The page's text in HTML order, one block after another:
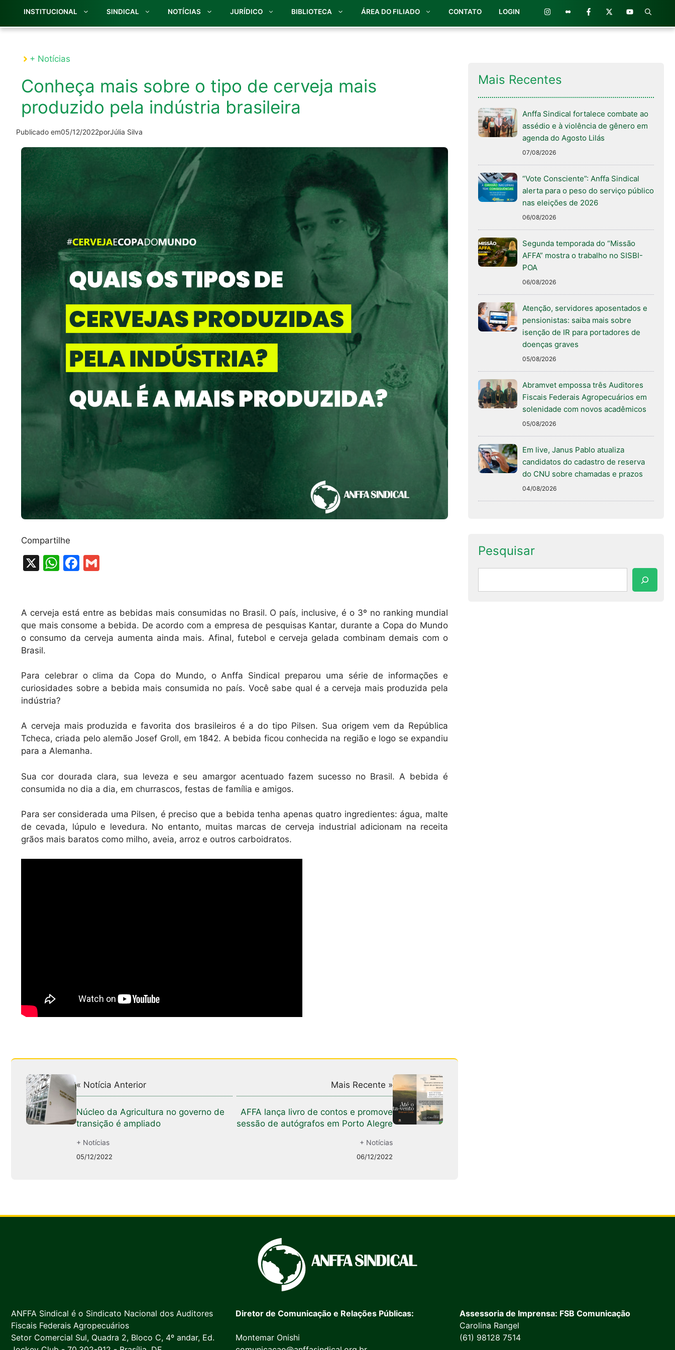
INSTITUCIONAL SINDICAL NOTÍCIAS JURÍDICO BIBLIOTECA ÁREA DO FILIADO CONTATO LOGIN
+ Notícias
Conheça mais sobre o tipo de cerveja mais
produzido pela indústria brasileira
Publicado em05/12/2022porJúlia Silva
Compartilhe
X
W
s
A
p
F
e
b
o
k
l
A cerveja está entre as bebidas mais consumidas no Brasil. O país, inclusive, é o 3º no ranking mundial
que mais consome a bebida. De acordo com a empresa de pesquisas Kantar, durante a Copa do Mundo
o consumo da cerveja aumenta ainda mais. Afinal, futebol e cerveja gelada combinam demais com o
Brasil.
Para celebrar o clima da Copa do Mundo, o Anffa Sindical preparou uma série de informações e
curiosidades sobre a bebida mais consumida no país. Você sabe qual é a cerveja mais produzida pela
indústria?
A cerveja mais produzida e favorita dos brasileiros é a do tipo Pilsen. Sua origem vem da República
Tcheca, criada pelo alemão Josef Groll, em 1842. A bebida ficou conhecida na região e logo se expandiu
para a Alemanha.
Sua cor dourada clara, sua leveza e seu amargor acentuado fazem sucesso no Brasil. A bebida é
consumida no dia a dia, em churrascos, festas de família e amigos.
Para ser considerada uma Pilsen, é preciso que a bebida tenha apenas quatro ingredientes: água, malte
de cevada, lúpulo e levedura. No entanto, muitas marcas de cerveja industrial adicionam na receita
grãos mais baratos como milho, aveia, arroz e outros carboidratos.
« Notícia Anterior
Núcleo da Agricultura no governo de
transição é ampliado
+ Notícias
05/12/2022
Mais Recente »
AFFA lança livro de contos e promove
sessão de autógrafos em Porto Alegre
+ Notícias
06/12/2022
Mais Recentes
Anffa Sindical fortalece combate ao
assédio e à violência de gênero em
agenda do Agosto Lilás
07/08/2026
“Vote Consciente”: Anffa Sindical
alerta para o peso do serviço público
nas eleições de 2026
06/08/2026
Segunda temporada do “Missão
AFFA” mostra o trabalho no SISBI-
POA
06/08/2026
Atenção, servidores aposentados e
pensionistas: saiba mais sobre
isenção de IR para portadores de
doenças graves
05/08/2026
Abramvet empossa três Auditores
Fiscais Federais Agropecuários em
solenidade com novos acadêmicos
05/08/2026
Em live, Janus Pablo atualiza
candidatos do cadastro de reserva
do CNU sobre chamadas e prazos
04/08/2026
Pesquisar
ANFFA Sindical é o Sindicato Nacional dos Auditores
Fiscais Federais Agropecuários
Setor Comercial Sul, Quadra 2, Bloco C, 4º andar, Ed.
Diretor de Comunicação e Relações Públicas:
Montemar Onishi
Assessoria de Imprensa: FSB Comunicação
Carolina Rangel
(61) 98128 7514